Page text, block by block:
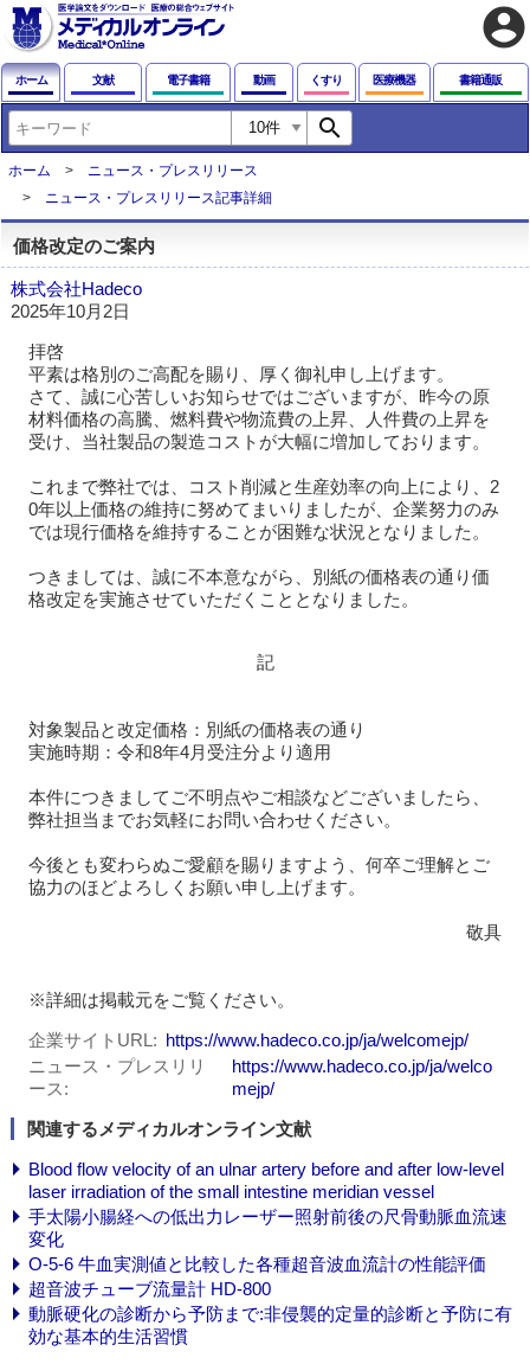
account_circle
ホーム 文献 電子書籍 動画 くすり 医療機器 書籍通販
search
ホーム
ニュース・プレスリリース
ニュース・プレスリリース記事詳細
価格改定のご案内
株式会社Hadeco
2025年10月2日
拝啓
平素は格別のご高配を賜り、厚く御礼申し上げます。
さて、誠に心苦しいお知らせではございますが、昨今の原
材料価格の高騰、燃料費や物流費の上昇、人件費の上昇を
受け、当社製品の製造コストが大幅に増加しております。
これまで弊社では、コスト削減と生産効率の向上により、2
0年以上価格の維持に努めてまいりましたが、企業努力のみ
では現行価格を維持することが困難な状況となりました。
つきましては、誠に不本意ながら、別紙の価格表の通り価
格改定を実施させていただくこととなりました。
記
対象製品と改定価格：別紙の価格表の通り
実施時期：令和8年4月受注分より適用
本件につきましてご不明点やご相談などございましたら、
弊社担当までお気軽にお問い合わせください。
今後とも変わらぬご愛顧を賜りますよう、何卒ご理解とご
協力のほどよろしくお願い申し上げます。
敬具
※詳細は掲載元をご覧ください。
企業サイトURL
https://www.hadeco.co.jp/ja/welcomejp/
ニュース・プレスリリ
ース
https://www.hadeco.co.jp/ja/welco
mejp/
関連するメディカルオンライン文献
Blood flow velocity of an ulnar artery before and after low-level
laser irradiation of the small intestine meridian vessel
手太陽小腸経への低出力レーザー照射前後の尺骨動脈血流速
変化
O-5-6 牛血実測値と比較した各種超音波血流計の性能評価
超音波チューブ流量計 HD-800
動脈硬化の診断から予防まで:非侵襲的定量的診断と予防に有
効な基本的生活習慣